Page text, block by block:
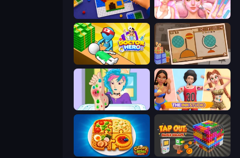
Screw Sorting BFF Makeover - Spa & Dress Up
Doctor Hero Chigiri: Paper Puzzle
Feet's Doctor Urgent Care The Ink Studio
Culinary Atlas Tap Out: Block Escape